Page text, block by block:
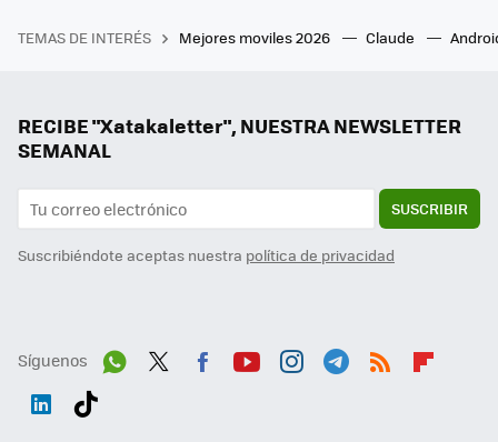
TEMAS DE INTERÉS Mejores moviles 2026 Claude
RECIBE "Xatakaletter", NUESTRA NEWSLETTER
SEMANAL
SUSCRIBIR
Suscribiéndote aceptas nuestra política de privacidad
Síguenos